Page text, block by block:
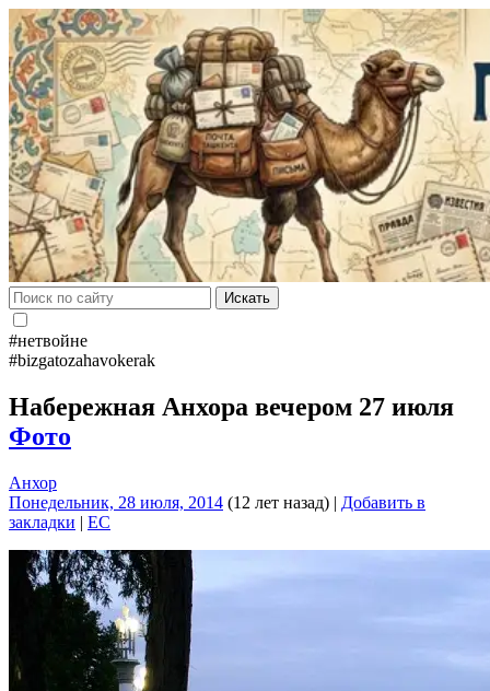
Искать
#нетвойне
#bizgatozahavokerak
Набережная Анхора вечером 27 июля
Фото
Анхор
Понедельник, 28 июля, 2014 (12 лет назад) | Добавить в
закладки | EC